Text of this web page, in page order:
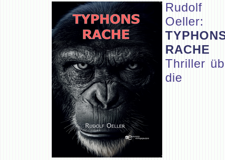
Rudolf
Oeller:
RACHE
Thriller
die